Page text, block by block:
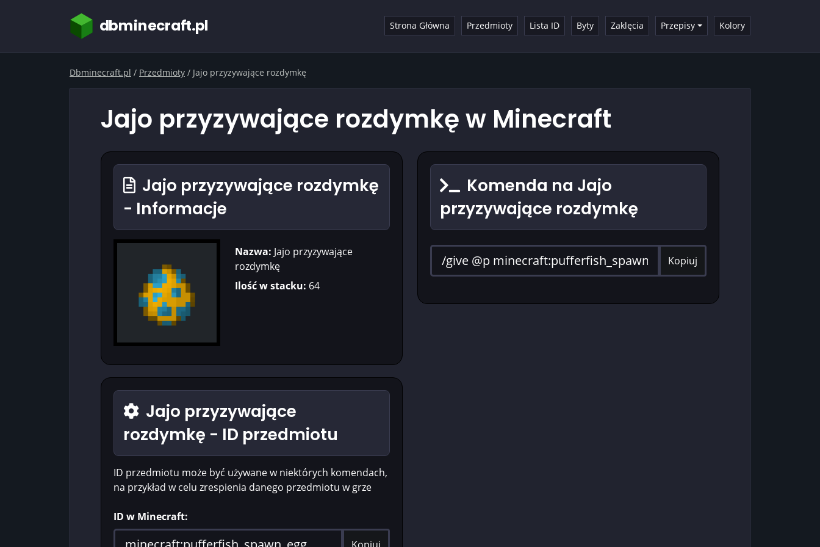
dbminecraft.pl Strona Główna Przedmioty Lista ID Byty Zaklęcia Przepisy Kolory
Dbminecraft.pl / Przedmioty / Jajo przyzywające rozdymkę
Jajo przyzywające rozdymkę w Minecraft
Jajo przyzywające rozdymkę
- Informacje
Nazwa: Jajo przyzywające
rozdymkę
Ilość w stacku: 64
Jajo przyzywające
rozdymkę - ID przedmiotu
ID przedmiotu może być używane w niektórych komendach,
na przykład w celu zrespienia danego przedmiotu w grze
ID w Minecraft:
Kopiuj
Komenda na Jajo
przyzywające rozdymkę
Kopiuj